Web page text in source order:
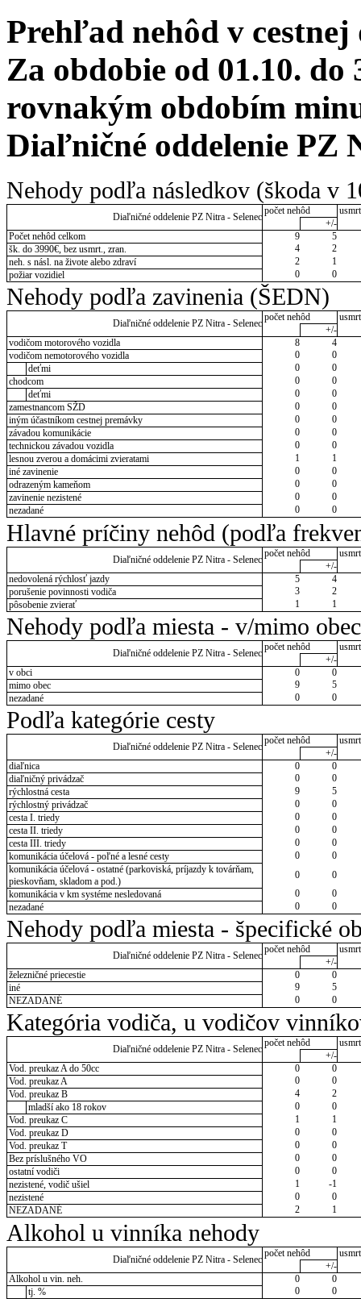
Prehľad nehôd v cestnej
Za obdobie od 01.10. do
rovnakým obdobím
Diaľničné oddelenie PZ
Nehody podľa následkov (škoda v
Diaľničné oddelenie PZ Nitra - Selenec
počet nehôd
+/-
Počet nehôd celkom
9
5
šk. do 3990€, bez usmrt., zran.
4
2
neh. s násl. na živote alebo zdraví
2
1
požiar vozidiel
0 0
Nehody podľa zavinenia (ŠEDN)
Diaľničné oddelenie PZ Nitra - Selenec
počet nehôd
+/-
vodičom motorového vozidla
8
4
vodičom nemotorového vozidla
0
0
deťmi
0
0
chodcom
0
0
deťmi
0
0
zamestnancom SŽD
0
0
iným účastníkom cestnej premávky
0
0
závadou komunikácie
0
0
technickou závadou vozidla
0
0
lesnou zverou a domácimi zvieratami
1
1
iné zavinenie
0
0
odrazeným kameňom
0
0
zavinenie nezistené
0
0
nezadané
0 0
Hlavné príčiny nehôd (podľa
Diaľničné oddelenie PZ Nitra - Selenec
počet nehôd
+/-
nedovolená rýchlosť jazdy
5
4
porušenie povinnosti vodiča
3
2
pôsobenie zvierať
1 1
Nehody podľa miesta - v/mimo obec
Diaľničné oddelenie PZ Nitra - Selenec
počet nehôd
+/-
v obci
0
0
mimo obec
9
5
nezadané
0 0
Podľa kategórie cesty
Diaľničné oddelenie PZ Nitra - Selenec
počet nehôd
+/-
diaľnica
0
0
diaľničný privádzač
0
0
rýchlostná cesta
9
5
rýchlostný privádzač
0
0
cesta I. triedy
0
0
cesta II. triedy
0
0
cesta III. triedy
0
0
komunikácia účelová - poľné a lesné cesty
0
0
komunikácia účelová - ostatné (parkoviská, príjazdy k továrňam,
pieskovňam, skladom a pod.)
0
0
komunikácia v km systéme nesledovaná
0
0
nezadané
0 0
Nehody podľa miesta - špecifické
Diaľničné oddelenie PZ Nitra - Selenec
počet nehôd
+/-
železničné priecestie
0
0
iné
9
5
NEZADANÉ
0 0
Kategória vodiča, u vodičov
Diaľničné oddelenie PZ Nitra - Selenec
počet nehôd
+/-
Vod. preukaz A do 50cc
0
0
Vod. preukaz A
0
0
Vod. preukaz B
4
2
mladší ako 18 rokov
0
0
Vod. preukaz C
1
1
Vod. preukaz D
0
0
Vod. preukaz T
0
0
Bez príslušného VO
0
0
ostatní vodiči
0
0
nezistené, vodič ušiel
1
-1
nezistené
0
0
NEZADANÉ
2 1
Alkohol u vinníka nehody
Diaľničné oddelenie PZ Nitra - Selenec
počet nehôd
+/-
Alkohol u vin. neh.
0
0
tj. %
0 0